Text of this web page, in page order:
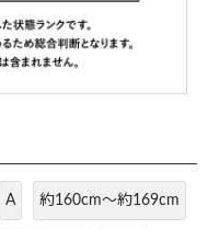
A 約160cm～約169cm